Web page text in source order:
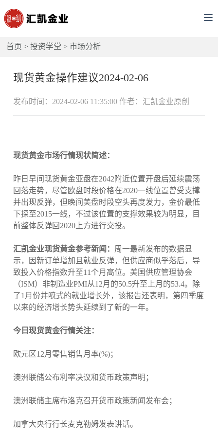
首页 >投资学堂 >市场分析
现货黄金操作建议2024-02-06
发布时间：2024-02-06 11:35:00 作者：汇凯金业原创
现货黄金市场行情现状简述：
昨日早间现货黄金亚盘在2042附近位置开盘后延续震荡
回落走势，尽管欧盘时段价格在2020一线位置曾受支撑
并出现反弹，但晚间美盘时段空头再度发力，金价最低
下探至2015一线，不过该位置的支撑效果较为明显，目
前整体反弹回2020上方进行交投。
汇凯金业现货黄金参考新闻： 周一最新发布的数据显
示，因新订单增加且就业反弹，但供应商似乎落后，导
致投入价格指数升至11个月高位。美国供应管理协会
（ISM）非制造业PMI从12月的50.5升至上月的53.4。除
了1月份井喷式的就业增长外，该报告还表明，第四季度
以来的经济增长势头延续到了新的一年。
今日现货黄金行情关注：
欧元区12月零售销售月率(%)；
澳洲联储公布利率决议和货币政策声明；
澳洲联储主席布洛克召开货币政策新闻发布会；
加拿大央行行长麦克勒姆发表讲话。